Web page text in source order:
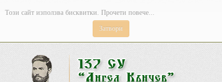
Този сайт използва бисквитки. Прочети повече...
Затвори